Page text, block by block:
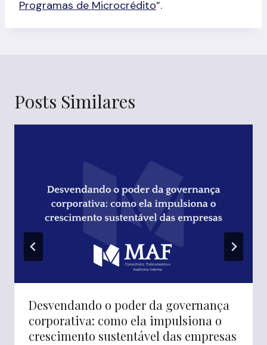
Programas de Microcrédito”.
Posts Similares
Desvendando o poder da governança
corporativa: como ela impulsiona o
crescimento sustentável das empresas